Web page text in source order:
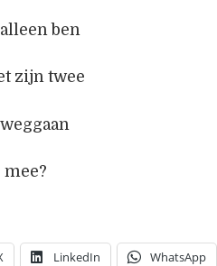
ben
zijn twee
LinkedIn WhatsApp